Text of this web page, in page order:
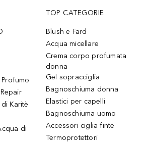
Karitè
di
TOP CATEGORIE
Blush e Fard
Acqua micellare
Crema corpo profumata
donna
Gel sopracciglia
Bagnoschiuma donna
Elastici per capelli
Bagnoschiuma uomo
Accessori ciglia finte
Termoprotettori